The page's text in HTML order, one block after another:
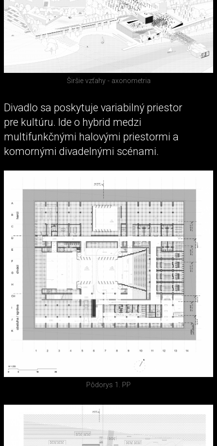
Širšie vzťahy - axonometria
Divadlo sa poskytuje variabilný priestor
pre kultúru. Ide o hybrid medzi
multifunkčnými halovými priestormi a
komornými divadelnými scénami.
Pôdorys 1. PP